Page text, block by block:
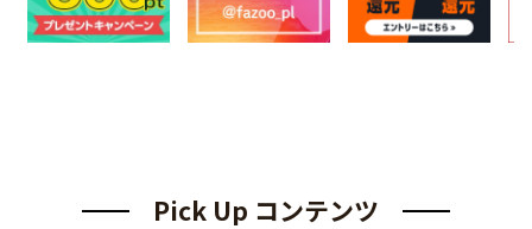
Pick Up コンテンツ